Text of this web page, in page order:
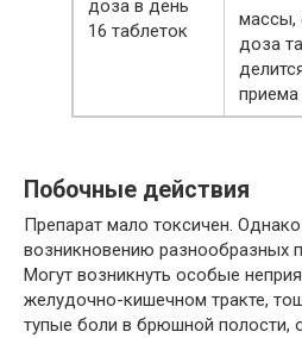
доза в день
16 таблеток
массы,
доза
приема
Побочные действия
Препарат мало токсичен.
возникновению разнообразных
Могут возникнуть особые
желудочно-кишечном тракте,
тупые боли в брюшной полости,